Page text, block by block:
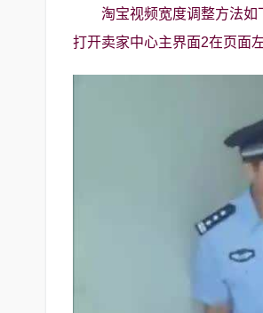
淘宝视频宽度调整方法如
打开卖家中心主界面2在页面